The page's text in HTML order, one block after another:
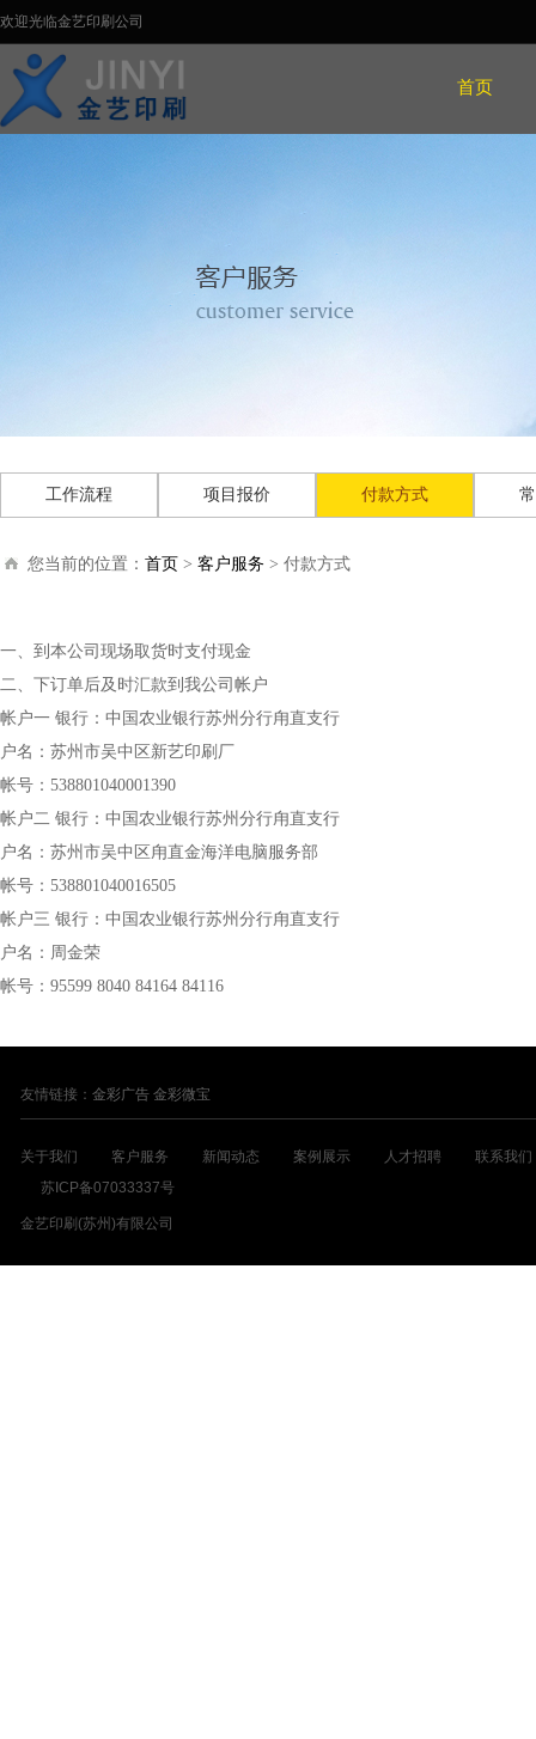
欢迎光临金艺印刷公司
首页
工作流程 项目报价 付款方式
您当前的位置： 首页 > 客户服务 > 付款方式
一、到本公司现场取货时支付现金
二、下订单后及时汇款到我公司帐户
帐户一 银行：中国农业银行苏州分行甪直支行
户名：苏州市吴中区新艺印刷厂
帐号：538801040001390
帐户二 银行：中国农业银行苏州分行甪直支行
户名：苏州市吴中区甪直金海洋电脑服务部
帐号：538801040016505
帐户三 银行：中国农业银行苏州分行甪直支行
户名：周金荣
帐号：95599 8040 84164 84116
友情链接： 金彩广告 金彩微宝
关于我们 客户服务 新闻动态 案例展示 人才招聘
联系我们
苏ICP备07033337号
金艺印刷(苏州)有限公司